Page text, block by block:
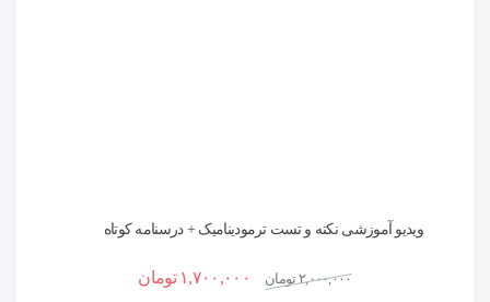
ویدیو آموزشی نکته و تست ترمودینامیک + درسنامه کوتاه
۲,۰۰۰,۰۰۰تومان ۱,۷۰۰,۰۰۰ تومان